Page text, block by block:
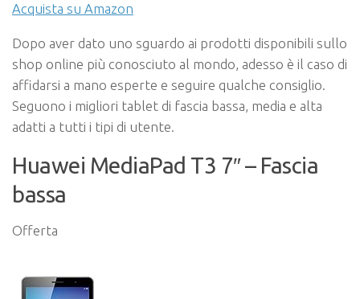
Acquista su Amazon
Dopo aver dato uno sguardo ai prodotti disponibili sullo
shop online più conosciuto al mondo, adesso è il caso di
affidarsi a mano esperte e seguire qualche consiglio.
Seguono i migliori tablet di fascia bassa, media e alta
adatti a tutti i tipi di utente.
Huawei MediaPad T3 7″ – Fascia
bassa
Offerta